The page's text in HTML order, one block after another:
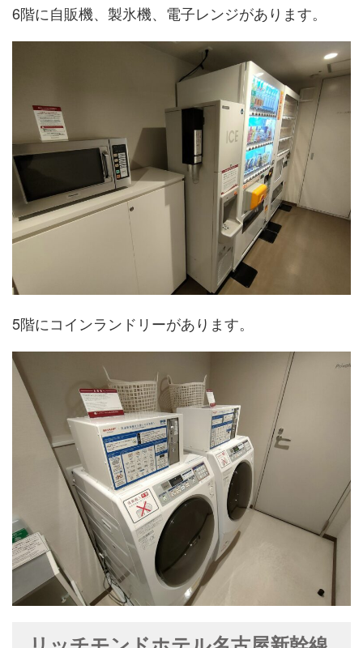
6階に自販機、製氷機、電子レンジがあります。
5階にコインランドリーがあります。